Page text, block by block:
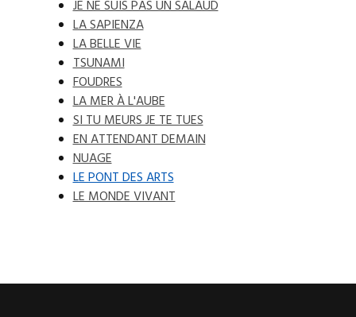
JE NE SUIS PAS UN SALAUD
LA SAPIENZA
LA BELLE VIE
TSUNAMI
FOUDRES
LA MER À L'AUBE
SI TU MEURS JE TE TUES
EN ATTENDANT DEMAIN
NUAGE
LE PONT DES ARTS
LE MONDE VIVANT